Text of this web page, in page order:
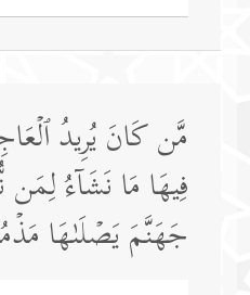
مَّن كَانَ یُرِیدُ
فِیهَا مَا نَشَاۤءُ لِمَن
جَهَنَّمَ یَصۡلَىٰهَا